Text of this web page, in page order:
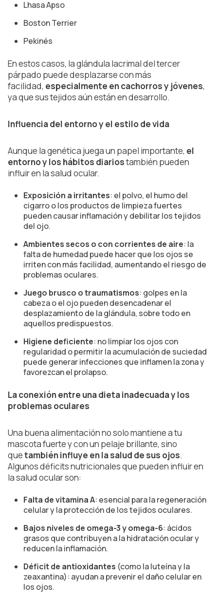
Lhasa Apso
Boston Terrier
Pekinés
En estos casos, la glándula lacrimal del tercer
párpado puede desplazarse con más
facilidad, especialmente en cachorros y jóvenes,
ya que sus tejidos aún están en desarrollo.
Influencia del entorno y el estilo de vida
Aunque la genética juega un papel importante, el
entorno y los hábitos diariostambién pueden
influir en la salud ocular.
Exposición a irritantes: el polvo, el humo del
cigarro o los productos de limpieza fuertes
pueden causar inflamación y debilitar los tejidos
del ojo.
Ambientes secos o con corrientes de aire: la
falta de humedad puede hacer que los ojos se
irriten con más facilidad, aumentando el riesgo de
problemas oculares.
Juego brusco o traumatismos: golpes en la
cabeza o el ojo pueden desencadenar el
desplazamiento de la glándula, sobre todo en
aquellos predispuestos.
Higiene deficiente: no limpiar los ojos con
regularidad o permitir la acumulación de suciedad
puede generar infecciones que inflamen la zona y
favorezcan el prolapso.
La conexión entre una dieta inadecuada y los
problemas oculares
Una buena alimentación no solo mantiene a tu
mascota fuerte y con un pelaje brillante, sino
quetambién influye en la salud de sus ojos.
Algunos déficits nutricionales que pueden influir en
la salud ocular son:
Falta de vitamina A: esencial para la regeneración
celular y la protección de los tejidos oculares.
Bajos niveles de omega-3 y omega-6: ácidos
grasos que contribuyen a la hidratación ocular y
reducen la inflamación.
Déficit de antioxidantes (como la luteína y la
zeaxantina): ayudan a prevenir el daño celular en
los ojos.